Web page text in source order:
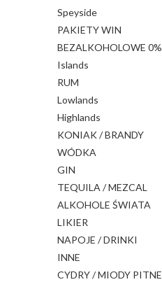
Speyside
PAKIETY WIN
BEZALKOHOLOWE 0%
Islands
RUM
Lowlands
Highlands
KONIAK / BRANDY
WÓDKA
GIN
TEQUILA / MEZCAL
ALKOHOLE ŚWIATA
LIKIER
NAPOJE / DRINKI
INNE
CYDRY / MIODY PITNE